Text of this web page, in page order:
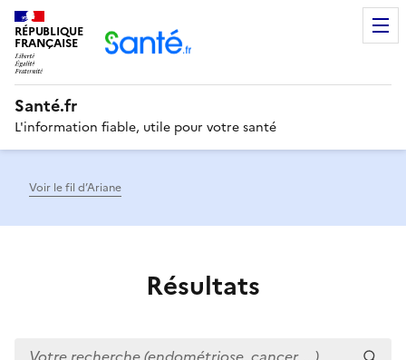
RÉPUBLIQUE
FRANÇAISE
Santé.fr
L'information fiable, utile pour votre santé
Voir le fil d’Ariane
Résultats
Votre recherche (endométriose, cancer, ...)